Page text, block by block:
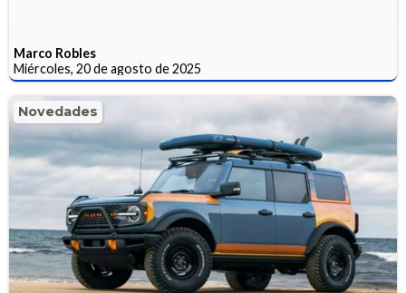
Marco Robles
Miércoles, 20 de agosto de 2025
Novedades